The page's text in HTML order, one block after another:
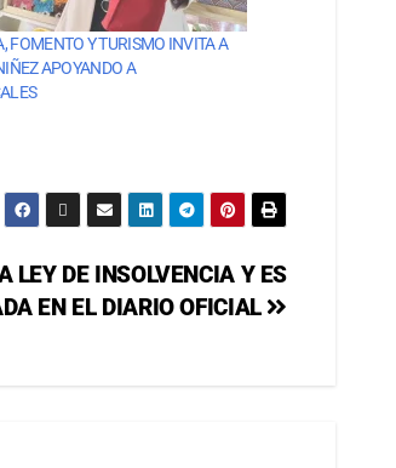
FOMENTO Y TURISMO INVITA A
APOYANDO A
LEY DE INSOLVENCIA Y ES
EN EL DIARIO OFICIAL